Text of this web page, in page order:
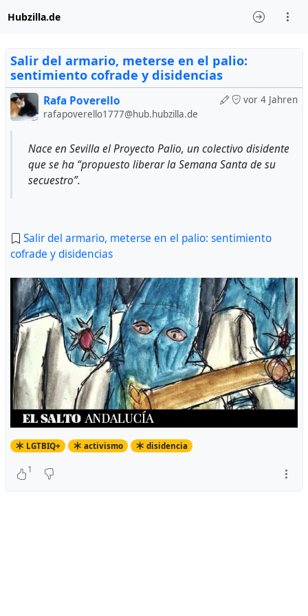
Hubzilla.de
Salir del armario, meterse en el palio:
sentimiento cofrade y disidencias
vor 4 Jahren
Rafa Poverello
rafapoverello1777@hub.hubzilla.de
Nace en Sevilla el Proyecto Palio, un colectivo disidente
que se ha “propuesto liberar la Semana Santa de su
secuestro”.
Salir del armario, meterse en el palio: sentimiento
cofrade y disidencias
LGTBIQ+ activismo disidencia
1